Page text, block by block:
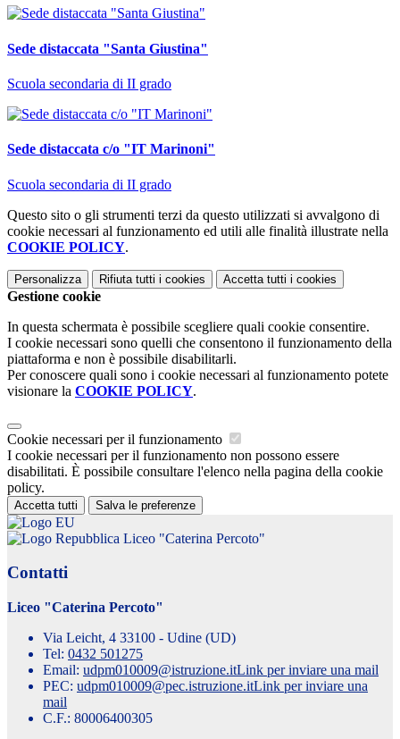
Sede distaccata "Santa Giustina"
Scuola secondaria di II grado
Sede distaccata c/o "IT Marinoni"
Scuola secondaria di II grado
Questo sito o gli strumenti terzi da questo utilizzati si avvalgono di
cookie necessari al funzionamento ed utili alle finalità illustrate nella
COOKIE POLICY.
Personalizza Rifiuta tutti i cookies Accetta tutti i cookies
Gestione cookie
In questa schermata è possibile scegliere quali cookie consentire.
I cookie necessari sono quelli che consentono il funzionamento della
piattaforma e non è possibile disabilitarli.
Per conoscere quali sono i cookie necessari al funzionamento potete
visionare la COOKIE POLICY.
Cookie necessari per il funzionamento
I cookie necessari per il funzionamento non possono essere
disabilitati. È possibile consultare l'elenco nella pagina della cookie
policy.
Accetta tutti Salva le preferenze
Liceo "Caterina Percoto"
Contatti
Liceo "Caterina Percoto"
Via Leicht, 4 33100 - Udine (UD)
Tel: 0432 501275
Email: udpm010009@istruzione.itLink per inviare una mail
PEC: udpm010009@pec.istruzione.itLink per inviare una
mail
C.F.: 80006400305